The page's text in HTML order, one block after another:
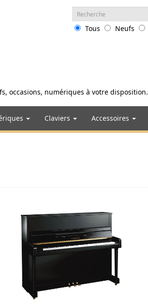
occasions, numériques à votre disposition.
Recherche
:
Tous
Neufs
Claviers Accessoires